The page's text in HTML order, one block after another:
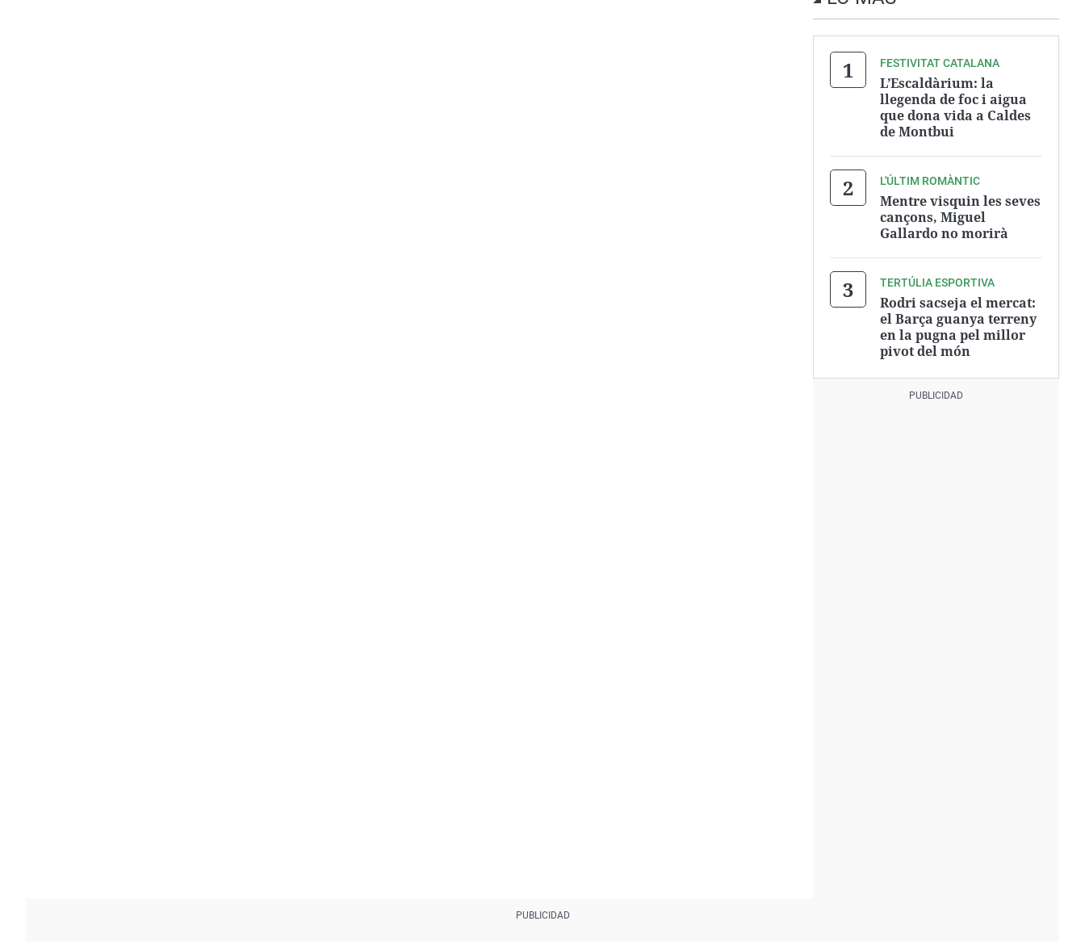
FESTIVITAT CATALANA
L’Escaldàrium: la
llegenda de foc i aigua
que dona vida a Caldes
de Montbui
L'ÚLTIM ROMÀNTIC
Mentre visquin les seves
cançons, Miguel
Gallardo no morirà
TERTÚLIA ESPORTIVA
Rodri sacseja el mercat:
el Barça guanya terreny
en la pugna pel millor
pivot del món